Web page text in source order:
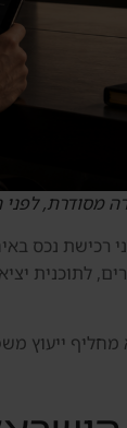
מסודרת,
לתוכנית
ייעוץ